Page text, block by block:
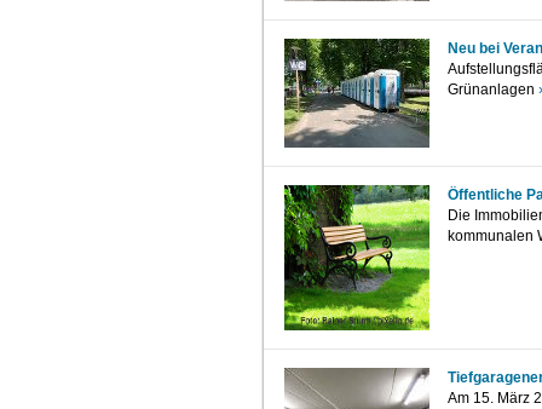
Neu bei
Grünanlagen
Öffentliche
Die
kommunalen
Am 15. März